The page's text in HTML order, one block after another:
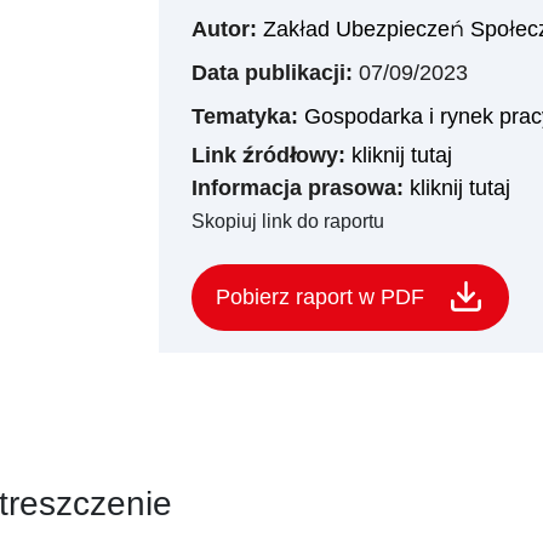
Autor: Zakład Ubezpieczeń
Data publikacji: 07/09/2023
Tematyka: Gospodarka i rynek
Link źródłowy: kliknij tutaj
Informacja prasowa: kliknij tutaj
Skopiuj link do raportu
Pobierz raport w PDF